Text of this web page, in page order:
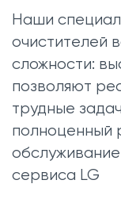
Наши
очистителей
сложности:
позволяют
трудные
полноценный
сервиса LG